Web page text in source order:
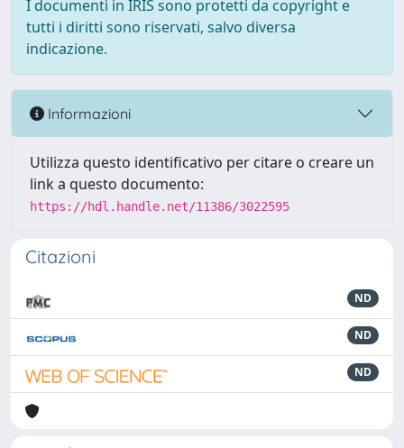
I documenti in IRIS sono protetti da copyright e
tutti i diritti sono riservati, salvo diversa
indicazione.
Informazioni
Utilizza questo identificativo per citare o creare un
link a questo documento:
https://hdl.handle.net/11386/3022595
Citazioni
ND
ND
ND